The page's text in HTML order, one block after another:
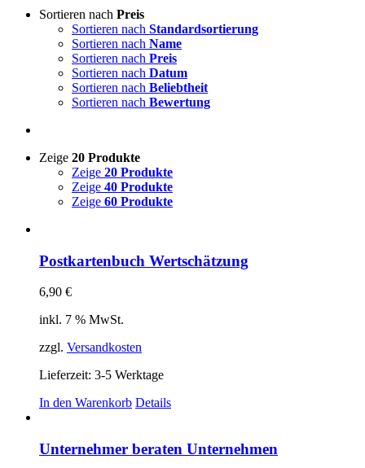
Sortieren nach Preis
Sortieren nach Standardsortierung
Sortieren nach Name
Sortieren nach Preis
Sortieren nach Datum
Sortieren nach Beliebtheit
Sortieren nach Bewertung
Zeige 20 Produkte
Zeige 20 Produkte
Zeige 40 Produkte
Zeige 60 Produkte
Postkartenbuch Wertschätzung
6,90 €
inkl. 7 % MwSt.
zzgl. Versandkosten
Lieferzeit: 3-5 Werktage
In den Warenkorb Details
Unternehmer beraten Unternehmen